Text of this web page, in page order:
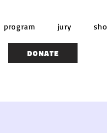
program jury
DONATE